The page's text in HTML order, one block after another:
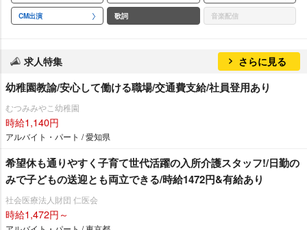
CM出演 歌詞 音楽配信
求人特集 さらに見る
幼稚園教諭/安心して働ける職場/交通費支給/社員登用あり
むつみみやこ幼稚園
時給1,140円
アルバイト・パート / 愛知県
希望休も通りやすく子育て世代活躍の入所介護スタッフ!/日勤の
みで子どもの送迎とも両立できる/時給1472円&有給あり
社会医療法人財団 仁医会
時給1,472円～